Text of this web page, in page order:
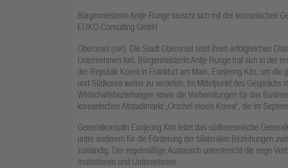
Bürgermeisterin Antje Runge tauscht sich mit der koreanischen
EUKO Consulting GmbH
Oberursel (ow). Die Stadt Oberursel setzt ihren erfolgreichen
Unternehmen fort. Bürgermeisterin Antje Runge traf sich in der
der Republik Korea in Frankfurt am Main, Eunjeong Kim, um die
und Südkorea weiter zu vertiefen. Im Mittelpunkt des Gesprächs
Wirtschaftsbeziehungen sowie die Vorbereitungen für das
koreanischen Altstadtmarkt „Orschel meets Korea“, die im
Generalkonsulin Eunjeong Kim leitet das südkoreanische
unter anderem für die Förderung der bilateralen Beziehungen
zuständig. Der regelmäßige Austausch unterstreicht die enge
Institutionen und Unternehmen.